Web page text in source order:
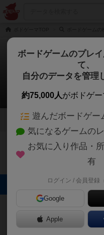
1
1
ボドゲーマにログインすると、 「
ード出来たり、他のユーザーの投
た、トップ6の画像は様々なページ
トップに表示される画像
ボードゲームのプレ
て、
自分のデータを管理
約75,000人がボドゲー
遊んだボードゲー
気になるゲームの
お気に入り作品・
有
ログイン / 会員登録
Google
Apple